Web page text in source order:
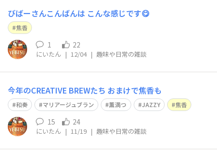
びばーさんこんばんは こんな感じです😋
焦香
1 22
にいたん | 12/04 | 趣味や日常の雑談
今年のCREATIVE BREWたち おまけで焦香も
和奏 マリアージュブラン 薫満つ JAZZY 焦香
15 24
にいたん | 11/19 | 趣味や日常の雑談